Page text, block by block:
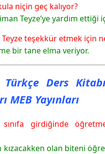
niçin geç kalıyor?
Teyze’ye yardım ettiği
teşekkür etmek için
bir tane elma veriyor.
Türkçe Ders
MEB Yayınları
girdiğinde
kızacakken olan biteni